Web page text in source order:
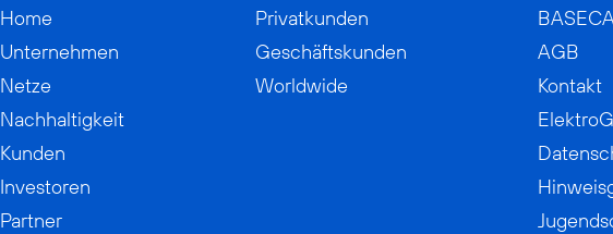
Home
Unternehmen
Netze
Nachhaltigkeit
Kunden
Investoren
Partner
Privatkunden
Geschäftskunden
Worldwide
AGB
Kontakt